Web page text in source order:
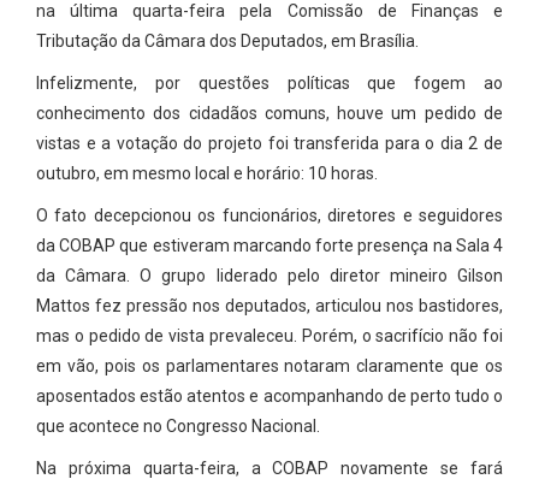
na última quarta-feira pela Comissão de Finanças e
Tributação da Câmara dos Deputados, em Brasília.
Infelizmente, por questões políticas que fogem ao
conhecimento dos cidadãos comuns, houve um pedido de
vistas e a votação do projeto foi transferida para o dia 2 de
outubro, em mesmo local e horário: 10 horas.
O fato decepcionou os funcionários, diretores e seguidores
da COBAP que estiveram marcando forte presença na Sala 4
da Câmara. O grupo liderado pelo diretor mineiro Gilson
Mattos fez pressão nos deputados, articulou nos bastidores,
mas o pedido de vista prevaleceu. Porém, o sacrifício não foi
em vão, pois os parlamentares notaram claramente que os
aposentados estão atentos e acompanhando de perto tudo o
que acontece no Congresso Nacional.
Na próxima quarta-feira, a COBAP novamente se fará